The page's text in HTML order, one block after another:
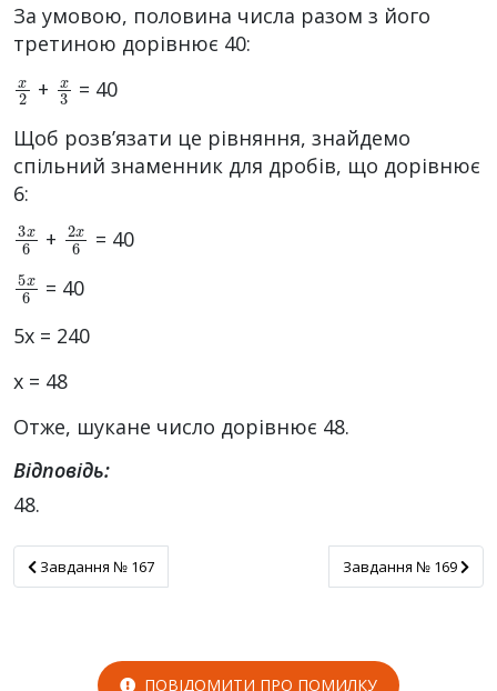
За умовою, половина числа разом з його
третиною дорівнює 40:
x2 + x3 = 40
Щоб розв’язати це рівняння, знайдемо
спільний знаменник для дробів, що дорівнює
6:
3x + 2x = 40
5x = 40
5х = 240
х = 48
Отже, шукане число дорівнює 48.
Відповідь:
48.
Завдання № 167
Завдання № 167 Завдання № 169
Завдання № 169
ПОВІДОМИТИ ПРО ПОМИЛКУ